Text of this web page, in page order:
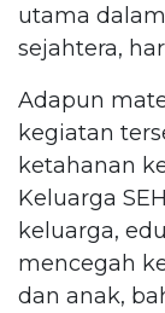
utama
sejahtera,
Adapun
kegiatan
ketahanan
Keluarga
keluarga,
mencegah
dan anak,